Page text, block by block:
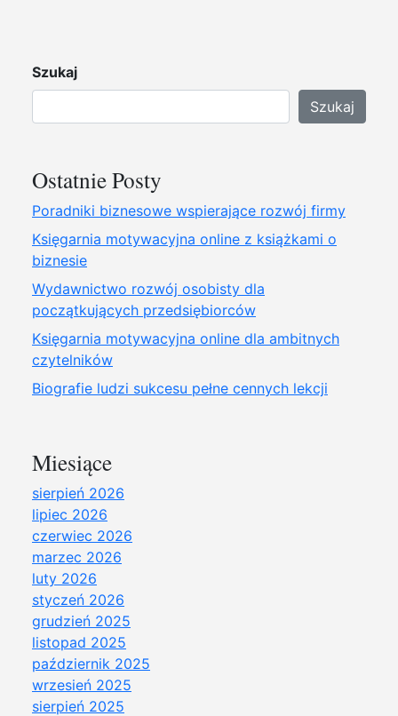
Szukaj
Szukaj
Ostatnie Posty
Poradniki biznesowe wspierające rozwój firmy
Księgarnia motywacyjna online z książkami o
biznesie
Wydawnictwo rozwój osobisty dla
początkujących przedsiębiorców
Księgarnia motywacyjna online dla ambitnych
czytelników
Biografie ludzi sukcesu pełne cennych lekcji
Miesiące
sierpień 2026
lipiec 2026
czerwiec 2026
marzec 2026
luty 2026
styczeń 2026
grudzień 2025
listopad 2025
październik 2025
wrzesień 2025
sierpień 2025